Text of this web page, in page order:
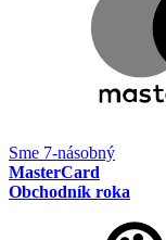
Sme 7-násobný
MasterCard
Obchodník roka